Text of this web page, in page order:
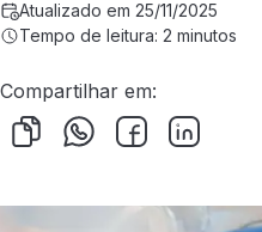
Atualizado em 25/11/2025
Tempo de leitura: 2 minutos
Compartilhar em: